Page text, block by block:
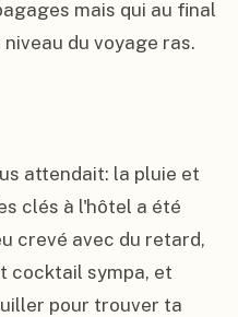
mais qui au final
du voyage ras.
attendait: la pluie et
clés à l'hôtel a été
crevé avec du retard,
cocktail sympa, et
pour trouver ta